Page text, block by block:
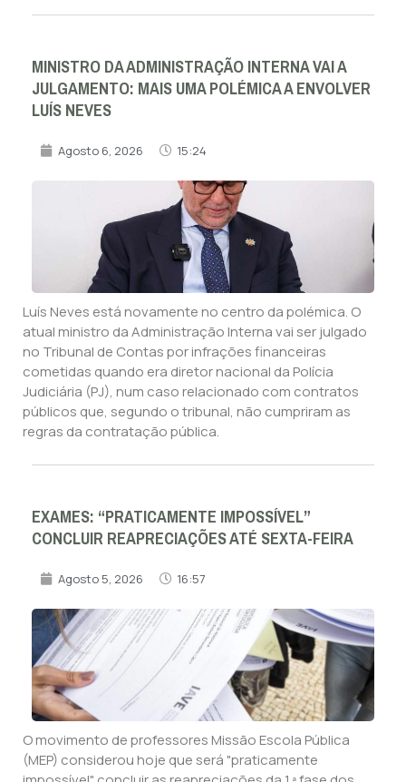
MINISTRO DA ADMINISTRAÇÃO INTERNA VAI A
JULGAMENTO: MAIS UMA POLÉMICA A ENVOLVER
LUÍS NEVES
Agosto 6, 2026 15:24
Luís Neves está novamente no centro da polémica. O
atual ministro da Administração Interna vai ser julgado
no Tribunal de Contas por infrações financeiras
cometidas quando era diretor nacional da Polícia
Judiciária (PJ), num caso relacionado com contratos
públicos que, segundo o tribunal, não cumpriram as
regras da contratação pública.
EXAMES: “PRATICAMENTE IMPOSSÍVEL”
CONCLUIR REAPRECIAÇÕES ATÉ SEXTA-FEIRA
Agosto 5, 2026 16:57
O movimento de professores Missão Escola Pública
(MEP) considerou hoje que será "praticamente